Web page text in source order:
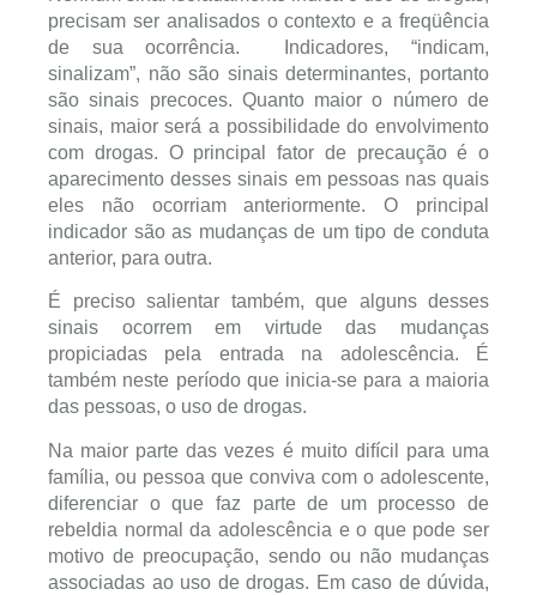
precisam ser analisados o contexto e a freqüência
de sua ocorrência. Indicadores, “indicam,
sinalizam”, não são sinais determinantes, portanto
são sinais precoces. Quanto maior o número de
sinais, maior será a possibilidade do envolvimento
com drogas. O principal fator de precaução é o
aparecimento desses sinais em pessoas nas quais
eles não ocorriam anteriormente. O principal
indicador são as mudanças de um tipo de conduta
anterior, para outra.
É preciso salientar também, que alguns desses
sinais ocorrem em virtude das mudanças
propiciadas pela entrada na adolescência. É
também neste período que inicia-se para a maioria
das pessoas, o uso de drogas.
Na maior parte das vezes é muito difícil para uma
família, ou pessoa que conviva com o adolescente,
diferenciar o que faz parte de um processo de
rebeldia normal da adolescência e o que pode ser
motivo de preocupação, sendo ou não mudanças
associadas ao uso de drogas. Em caso de dúvida,